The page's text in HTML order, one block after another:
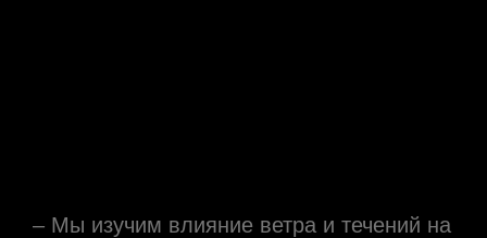
– Мы изучим влияние ветра и течений на